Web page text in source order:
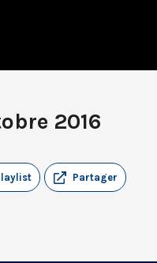
2016
Partager